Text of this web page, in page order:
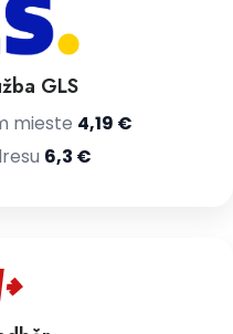
GLS
mieste 4,19 €
6,3 €